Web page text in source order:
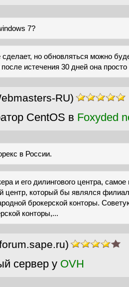
7?
но обновляться можно
истечения 30 дней она
RU)
CentOS в Foxyded
в России.
и его дилингового центра, самое
центр, который бы являлся
брокерской конторы.
конторы,...
сервер у OVH